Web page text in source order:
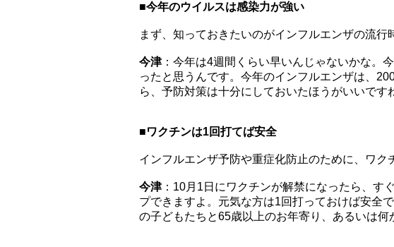
■今年のウイルスは感染力が強い
まず、知っておきたいのがインフルエンザの流行
今津：今年は4週間くらい早いんじゃないかな。
ったと思うんです。今年のインフルエンザは、
ら、予防対策は十分にしておいたほうがいいです
■ワクチンは1回打てば安全
インフルエンザ予防や重症化防止のために、ワク
今津：10月1日にワクチンが解禁になったら、す
プできますよ。元気な方は1回打っておけば安全
の子どもたちと65歳以上のお年寄り、あるいは何